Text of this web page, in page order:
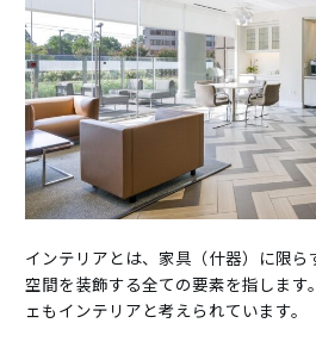
インテリアとは、家具（什器）に限
空間を装飾する全ての要素を指しま
ェもインテリアと考えられています。